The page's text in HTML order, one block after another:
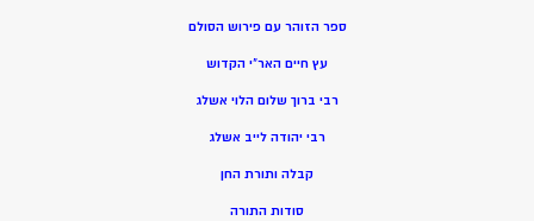
ספר הזוהר עם פירוש הסולם
עץ חיים האר”י הקדוש
רבי ברוך שלום הלוי אשלג
רבי יהודה לייב אשלג
קבלה ותורת החן
סודות התורה